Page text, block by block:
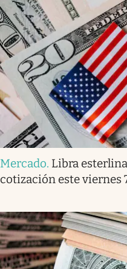
Mercado. Libra
cotización este viernes